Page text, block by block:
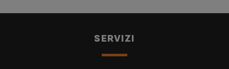
SERVIZI